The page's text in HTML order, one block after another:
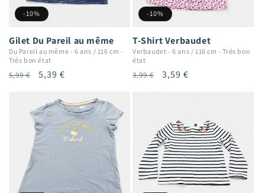
-10%
Gilet Du Pareil au même
Du Pareil au même -6 ans / 116 cm -
Trés bon état
Prix
5,99 €
Prix
5,39 €
-10%
T-Shirt Verbaudet
Verbaudet -6 ans / 116 cm -Trés bon
état
Prix
3,99 €
Prix
3,59 €